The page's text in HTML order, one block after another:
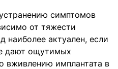
симптомов
от тяжести
наиболее актуален, если
дают ощутимых
вживлению имплантата в